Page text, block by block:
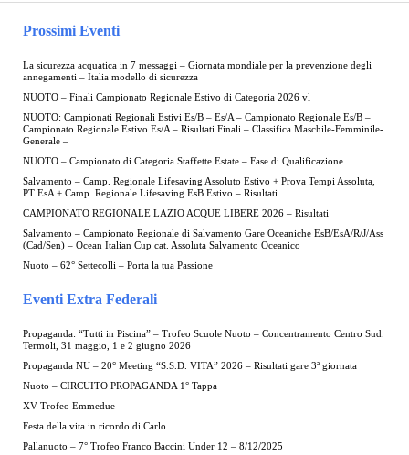
Prossimi Eventi
La sicurezza acquatica in 7 messaggi – Giornata mondiale per la prevenzione degli
annegamenti – Italia modello di sicurezza
NUOTO – Finali Campionato Regionale Estivo di Categoria 2026 vl
NUOTO: Campionati Regionali Estivi Es/B – Es/A – Campionato Regionale Es/B –
Campionato Regionale Estivo Es/A – Risultati Finali – Classifica Maschile-Femminile-
Generale –
NUOTO – Campionato di Categoria Staffette Estate – Fase di Qualificazione
Salvamento – Camp. Regionale Lifesaving Assoluto Estivo + Prova Tempi Assoluta,
PT EsA + Camp. Regionale Lifesaving EsB Estivo – Risultati
CAMPIONATO REGIONALE LAZIO ACQUE LIBERE 2026 – Risultati
Salvamento – Campionato Regionale di Salvamento Gare Oceaniche EsB/EsA/R/J/Ass
(Cad/Sen) – Ocean Italian Cup cat. Assoluta Salvamento Oceanico
Nuoto – 62° Settecolli – Porta la tua Passione
Eventi Extra Federali
Propaganda: “Tutti in Piscina” – Trofeo Scuole Nuoto – Concentramento Centro Sud.
Termoli, 31 maggio, 1 e 2 giugno 2026
Propaganda NU – 20° Meeting “S.S.D. VITA” 2026 – Risultati gare 3ª giornata
Nuoto – CIRCUITO PROPAGANDA 1° Tappa
XV Trofeo Emmedue
Festa della vita in ricordo di Carlo
Pallanuoto – 7° Trofeo Franco Baccini Under 12 – 8/12/2025